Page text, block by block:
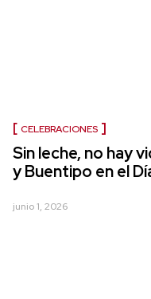
CELEBRACIONES
Sin leche, no hay
y Buentipo en el
junio 1, 2026